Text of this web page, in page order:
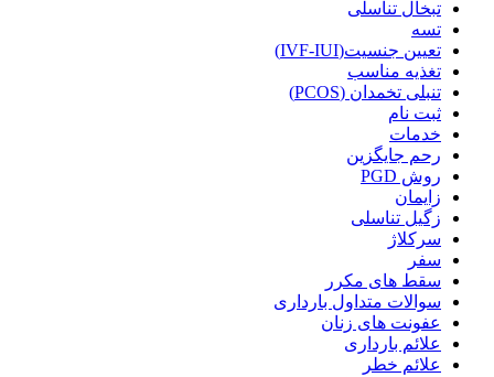
تبخال تناسلی
تسه
تعیین جنسیت(IVF-IUI)
تغذیه مناسب
تنبلی تخمدان (PCOS)
ثبت نام
خدمات
رحم جایگزین
روش PGD
زایمان
زگیل تناسلی
سرکلاژ
سفر
سقط های مکرر
سوالات متداول بارداری
عفونت های زنان
علائم بارداری
علائم خطر